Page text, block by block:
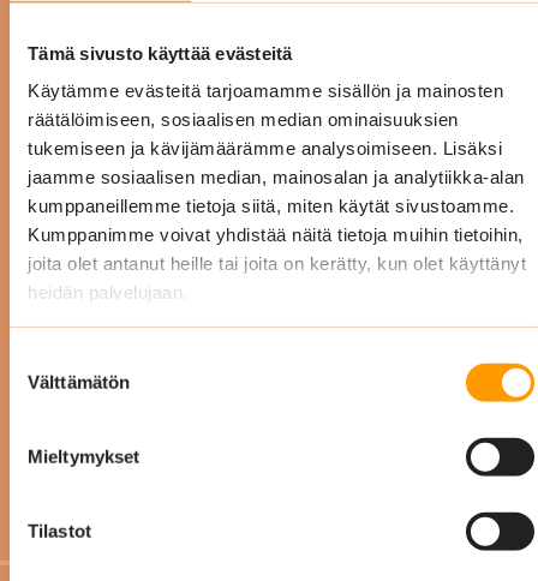
Tämä sivusto käyttää evästeitä
Käytämme evästeitä tarjoamamme sisällön ja mainosten
räätälöimiseen, sosiaalisen median ominaisuuksien
tukemiseen ja kävijämäärämme analysoimiseen. Lisäksi
jaamme sosiaalisen median, mainosalan ja analytiikka-alan
kumppaneillemme tietoja siitä, miten käytät sivustoamme.
Kumppanimme voivat yhdistää näitä tietoja muihin tietoihin,
joita olet antanut heille tai joita on kerätty, kun olet käyttänyt
heidän palvelujaan.
valinta
Välttämätön
Mieltymykset
Tilastot